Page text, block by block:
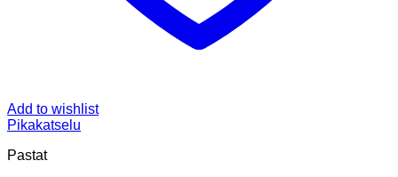
Add to wishlist
Pikakatselu
Pastat